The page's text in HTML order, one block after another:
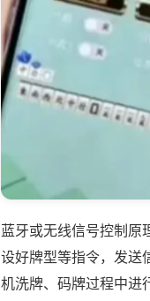
蓝牙或无线信号控制原
设好牌型等指令，发送
机洗牌、码牌过程中进